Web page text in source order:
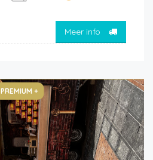
Meer info
PREMIUM +